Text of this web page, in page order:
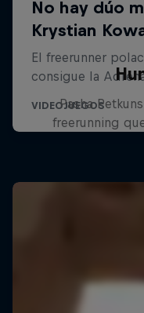
Pasha
freerunning